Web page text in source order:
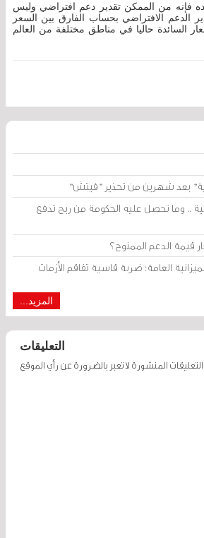
فإنه من الممكن تقدير دعم افتراضي وليس
الدعم الافتراضي بحساب الفارق بين السعر
السائدة حاليا في مناطق مختلفة من العالم
بعد شهرين من تحذير "فيتش"
.. وما تحصل عليه الحكومة من ربح تدفع
قيمة الدعم الممنوح؟
المزيد...
التعليقات
التعليقات المنشورة لا تعبر بالضرورة عن رأي الموقع